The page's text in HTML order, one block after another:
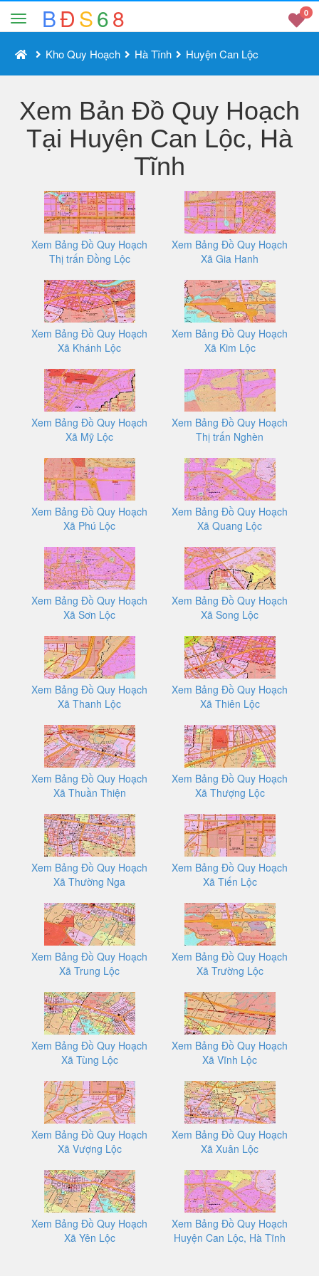
BĐS68 0
Kho Quy Hoạch Hà Tĩnh Huyện Can Lộc
Xem Bản Đồ Quy Hoạch
Tại Huyện Can Lộc, Hà
Tĩnh
Xem Bảng Đồ Quy Hoạch
Thị trấn Đồng Lộc
Xem Bảng Đồ Quy Hoạch
Xã Gia Hanh
Xem Bảng Đồ Quy Hoạch
Xã Khánh Lộc
Xem Bảng Đồ Quy Hoạch
Xã Kim Lộc
Xem Bảng Đồ Quy Hoạch
Xã Mỹ Lộc
Xem Bảng Đồ Quy Hoạch
Thị trấn Nghèn
Xem Bảng Đồ Quy Hoạch
Xã Phú Lộc
Xem Bảng Đồ Quy Hoạch
Xã Quang Lộc
Xem Bảng Đồ Quy Hoạch
Xã Sơn Lộc
Xem Bảng Đồ Quy Hoạch
Xã Song Lộc
Xem Bảng Đồ Quy Hoạch
Xã Thanh Lộc
Xem Bảng Đồ Quy Hoạch
Xã Thiên Lộc
Xem Bảng Đồ Quy Hoạch
Xã Thuần Thiện
Xem Bảng Đồ Quy Hoạch
Xã Thượng Lộc
Xem Bảng Đồ Quy Hoạch
Xã Thường Nga
Xem Bảng Đồ Quy Hoạch
Xã Tiến Lộc
Xem Bảng Đồ Quy Hoạch
Xã Trung Lộc
Xem Bảng Đồ Quy Hoạch
Xã Trường Lộc
Xem Bảng Đồ Quy Hoạch
Xã Tùng Lộc
Xem Bảng Đồ Quy Hoạch
Xã Vĩnh Lộc
Xem Bảng Đồ Quy Hoạch
Xã Vượng Lộc
Xem Bảng Đồ Quy Hoạch
Xã Xuân Lộc
Xem Bảng Đồ Quy Hoạch
Xã Yên Lộc
Xem Bảng Đồ Quy Hoạch
Huyện Can Lộc, Hà Tĩnh